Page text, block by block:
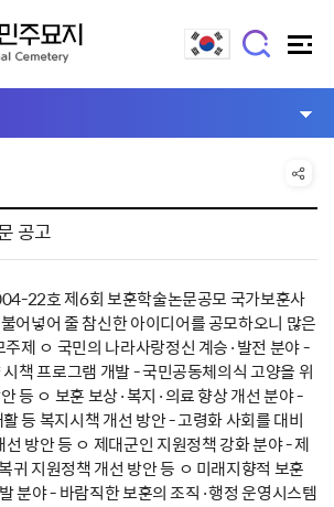
공고
22호 제6회 보훈학술논문공모 국가보훈사
어넣어 줄 참신한 아이디어를 공모하오니 많은
제 ㅇ 국민의 나라사랑정신 계승·발전 분야 -
책 프로그램 개발 - 국민공동체의식 고양을 위
등 ㅇ 보훈 보상·복지·의료 향상 개선 분야 -
등 복지시책 개선 방안 - 고령화 사회를 대비
방안 등 ㅇ 제대군인 지원정책 강화 분야 - 제
귀 지원정책 개선 방안 등 ㅇ 미래지향적 보훈
분야 - 바람직한 보훈의 조직·행정 운영시스템